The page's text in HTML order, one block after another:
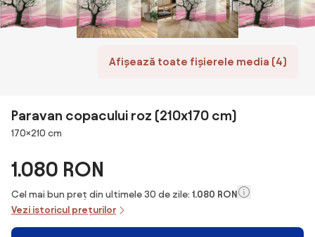
Afișează toate fișierele media (4)
Paravan copacului roz (210x170 cm)
Dimensiuni
170×210 cm
1.080 RON
Cel mai bun preț din ultimele 30 de zile: 1.080 RON
Vezi istoricul prețurilor